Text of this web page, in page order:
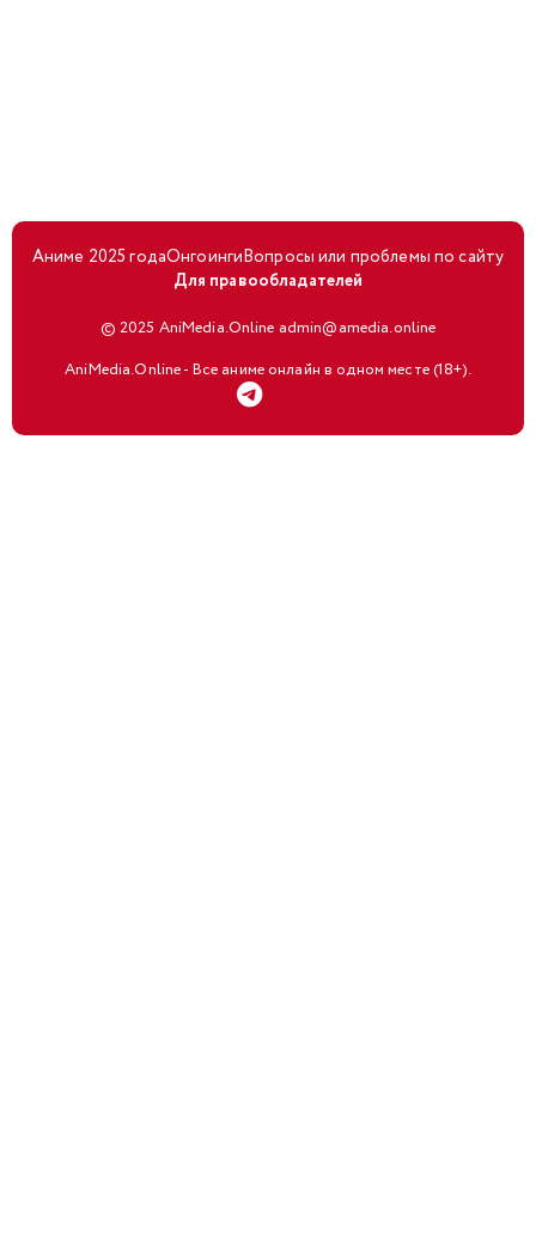
Аниме 2025 годаОнгоингиВопросы или проблемы по сайту
Для правообладателей
© 2025 AniMedia.Online admin@amedia.online
AniMedia.Online - Все аниме онлайн в одном месте (18+).